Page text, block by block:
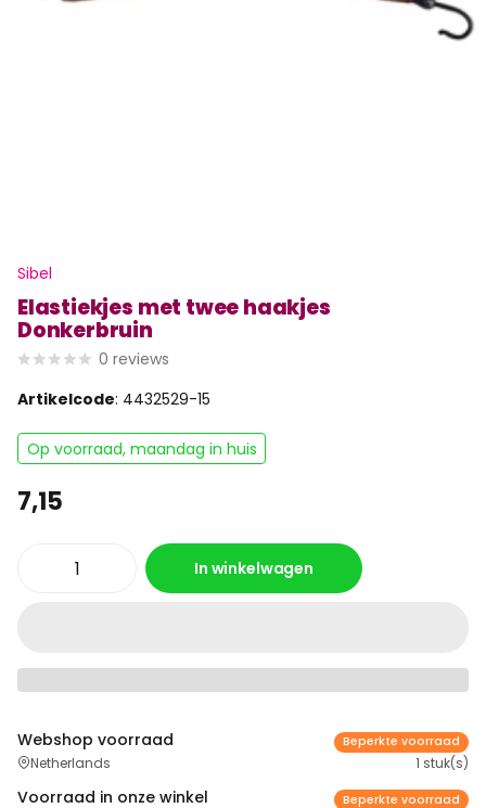
Sibel
Elastiekjes met twee haakjes
Donkerbruin
0 reviews
Artikelcode: 4432529-15
Op voorraad, maandag in huis
7,15
In winkelwagen
Webshop voorraad
Netherlands
Beperkte voorraad
1 stuk(s)
Voorraad in onze winkel Beperkte voorraad